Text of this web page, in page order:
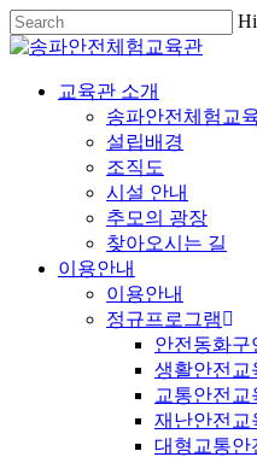
교육관 소개
송파안전체험교
설립배경
조직도
시설 안내
추모의 광장
찾아오시는 길
이용안내
이용안내
정규프로그램
안전동화구
생활안전교
교통안전교
재난안전교
대형교통안